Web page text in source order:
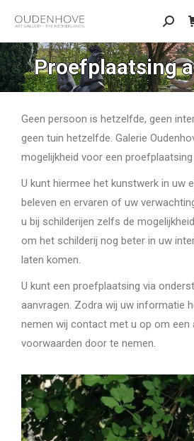
Proefplaatsing
Geen persoon is hetzelfde, geen
geen tuin hetzelfde. Galerie
mogelijkheid voor een
U kunt hiermee het kunstwerk in uw
beleven en ervaren of uw
u bij schilderijen zelfs de
om het schilderij nog beter in uw
laten komen.
U kunt een proefplaatsing via
aanvragen. Zodra wij uw informatie
nemen wij contact met u op om een
voorwaarden door te nemen.